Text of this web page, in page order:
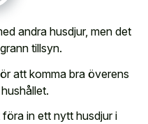
andra husdjur, men det
tillsyn.
att komma bra överens
in ett nytt husdjur i